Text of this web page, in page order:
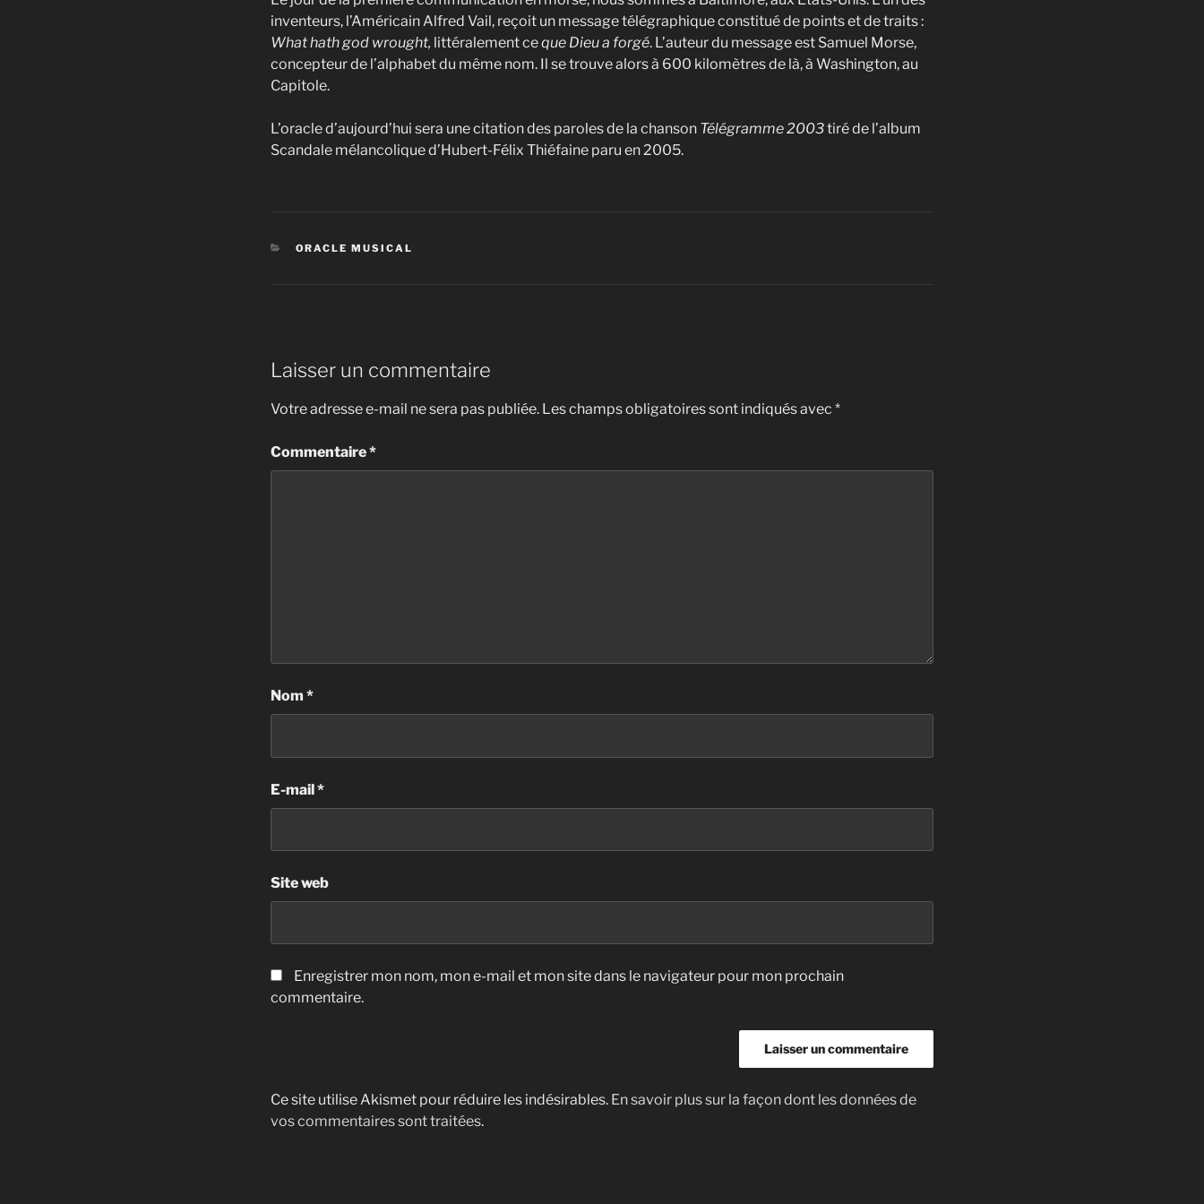
haut/bas
pour
augmenter
ou
volume.
inventeurs, l’Américain Alfred Vail, reçoit un message télégraphique constitué de points et de traits :
What hath god wrought, littéralement ceque Dieu a forgé. L’auteur du message est Samuel Morse,
concepteur de l’alphabet du même nom. Il se trouve alors à 600 kilomètres de là, à Washington, au
Capitole.
L’oracle d’aujourd’hui sera une citation des paroles de la chanson Télégramme 2003tiré de l’album
Scandale mélancolique d’Hubert-Félix Thiéfaine paru en 2005.
CATÉGORIES
ORACLE MUSICAL
Laisser un commentaire
Votre adresse e-mail ne sera pas publiée. Les champs obligatoires sont indiqués avec *
Commentaire*
Nom *
E-mail*
Site web
Enregistrer mon nom, mon e-mail et mon site dans le navigateur pour mon prochain
commentaire.
Ce site utilise Akismet pour réduire les indésirables. En savoir plus sur la façon dont les données de
vos commentaires sont traitées.